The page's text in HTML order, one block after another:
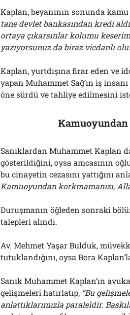
Kaplan, beyanının sonunda
tane devlet bankasından kredi
ortaya çıkarsınlar kolumu
yazıyorsunuz da biraz vicdanlı
Kaplan, yurtdışına firar eden ve
yapan Muhammet Sağ’ın iş
öne sürdü ve tahliye edilmesini
Sanıklardan Muhammet Kaplan
gösterildiğini, oysa amcasının
bu cinayetin cezasını yattığını
Kamuoyundan korkmamanızı,
Duruşmanın öğleden sonraki
talepleri alındı.
Av. Mehmet Yaşar Bulduk,
tutuklandığını, oysa Bora
Sanık Muhammet Kaplan’ın
gelişmeleri hatırlatıp, “Bu
anlattıklarımızla paraleldir.